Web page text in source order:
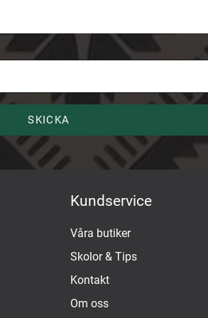
SKICKA
Kundservice
Våra butiker
Skolor & Tips
Kontakt
Om oss